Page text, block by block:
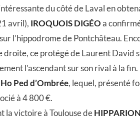
du côté de Laval en
avril), IROQUOIS DIGÉOa
l’hippodrome de Pontchâteau.
droite, ce protégé de Laurent David
l’ascendant sur son rival à la
Ped d’Ombrée, lequel, présenté
à 4 800 €.
la victoire à Toulouse de